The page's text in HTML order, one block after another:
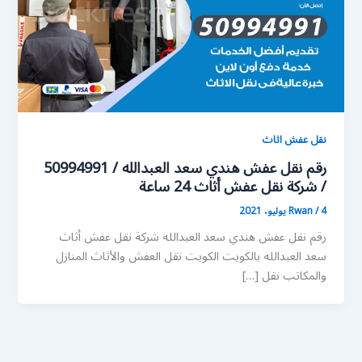
نقل عفش اثاث
رقم نقل عفش هندي سعد العبدالله / 50994991
/ شركة نقل عفش أثاث 24 ساعة
Rwan/4 يوليو، 2021
رقم نقل عفش هندي سعد العبدالله شركة نقل عفش أثاث
سعد العبدالله بالكويت الكويت نقل العفش والأثاث المنازل
والمكاتب نقل […]